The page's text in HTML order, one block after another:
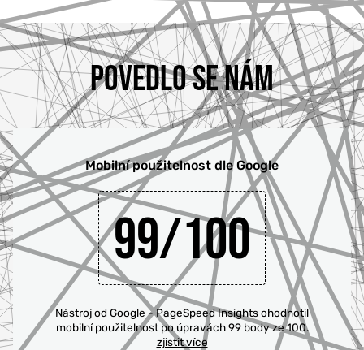
POVEDLO SE NÁM
Mobilní použitelnost dle Google
99/100
Nástroj od Google - PageSpeed Insights ohodnotil
mobilní použitelnost po úpravách 99 body ze 100.
zjistit více